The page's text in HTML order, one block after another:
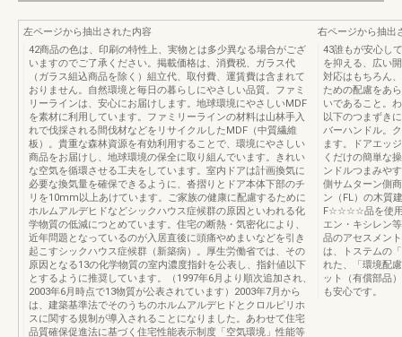
左ページから抽出された内容
42商品の色は、印刷の特性上、実物とは多少異なる場合がござ
いますのでご了承ください。掲載価格は、消費税、ガラス代
（ガラス組込商品を除く）組立代、取付費、運賃費は含まれて
おりません。自然環境と毎日の暮らしにやさしい品質。ファミ
リーラインは、安心にお届けします。地球環境にやさしいMDF
を素材に利用しています。ファミリーラインの材料は山林手入
れで伐採される間伐材などをリサイクルしたMDF（中質繊維
板）。貴重な森林資源を有効利用することで、環境にやさしい
商品をお届けし、地球環境の保全に取り組んでいます。きれい
な空気を循環させる工夫をしています。室内ドアは計画換気に
必要な換気量を確保できるように、沓摺りとドア本体下部のチ
リを10mm以上あけています。ご家族の健康に配慮するために
ホルムアルデヒドなどシックハウス症候群の原因といわれる化
学物質の低減につとめています。住宅の断熱・気密化により、
近年問題となっているのが入居直後に頭痛やめまいなどを引き
起こすシックハウス症候群（新築病）。厚生労働省では、その
原因となる13の化学物質の室内濃度指針を公表し、指針値以下
とするように推奨しています。（1997年6月より順次追加され、
2003年6月時点で13物質が公表されています）2003年7月から
は、建築基準法でそのうちのホルムアルデヒドとクロルピリホ
スに関する規制が導入されることになりました。あわせて住宅
品質確保促進法に基づく住宅性能表示制度「空気環境」性能等
右ページから抽出
43誰もが安心し
を抑える、広い
対応はもちろん
ための配慮をあ
いであること。
以下のつまずき
バーハンドル。
ます。ドアエッ
くだけの簡単な
ンドルつまみや
側サムターン側
ン（FL）の木質
F☆☆☆☆品を使用
エン・キシレン
品のアセスメン
は、トステムの
れた、「環境配
ット（有償部品
も安心です。